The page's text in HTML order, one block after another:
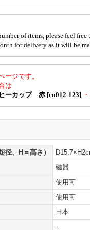
of items, please feel
for delivery as it will be
ージです。
は
ーカップ 赤 [co012-123] ・
径、H＝高さ）
磁器
使用可
使用可
日本
-